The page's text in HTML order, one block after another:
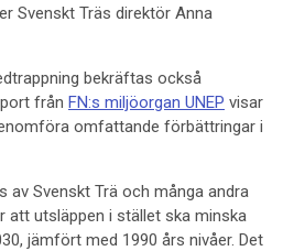
Svenskt Träs direktör Anna
bekräftas också
från FN:s miljöorgan UNEP visar
omfattande förbättringar i
av Svenskt Trä och många andra
att utsläppen i stället ska minska
jämfört med 1990 års nivåer. Det